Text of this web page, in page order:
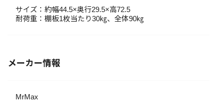
サイズ：約幅44.5×奥行29.5×高72.5
耐荷重：棚板1枚当たり30㎏、全体90㎏
メーカー情報
MrMax